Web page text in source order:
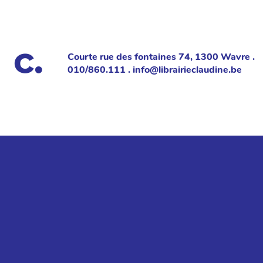
Courte rue des fontaines 74, 1300 Wavre .
010/860.111 . info@librairieclaudine.be